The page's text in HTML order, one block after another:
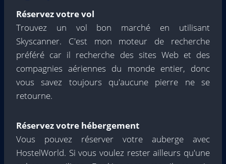
Réservez votre vol
Trouvez un vol bon marché en utilisant
Skyscanner. C'est mon moteur de recherche
préféré car il recherche des sites Web et des
compagnies aériennes du monde entier, donc
vous savez toujours qu'aucune pierre ne se
retourne.
Réservez votre hébergement
Vous pouvez réserver votre auberge avec
HostelWorld. Si vous voulez rester ailleurs qu'une